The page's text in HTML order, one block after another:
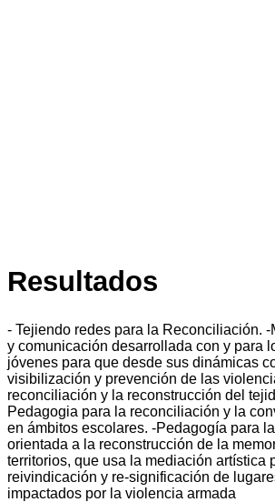
Resultados
- Tejiendo redes para la Reconciliación. -
y comunicación desarrollada con y para
jóvenes para que desde sus dinámicas
visibilización y prevención de las
reconciliación y la reconstrucción del
Pedagogia para la reconciliación y la
en ámbitos escolares. -Pedagogía para
orientada a la reconstrucción de la
territorios, que usa la mediación artística
reivindicación y re-significación de
impactados por la violencia armada